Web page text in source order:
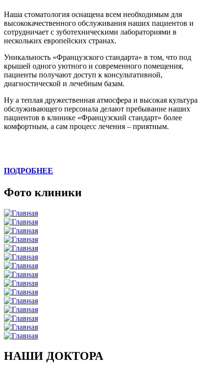
Наша стоматология оснащена всем необходимым для
высококачественного обслуживания наших пациентов и
сотрудничает с зуботехническими лабораториями в
нескольких европейских странах.
Уникальность «Французского стандарта» в том, что под
крышей одного уютного и современного помещения,
пациенты получают доступ к консультативной,
диагностической и лечебным базам.
Ну а теплая дружественная атмосфера и высокая культура
обслуживающего персонала делают пребывание наших
пациентов в клинике «Французский стандарт» более
комфортным, а сам процесс лечения – приятным.
ПОДРОБНЕЕ
Фото клиники
НАШИ ДОКТОРА